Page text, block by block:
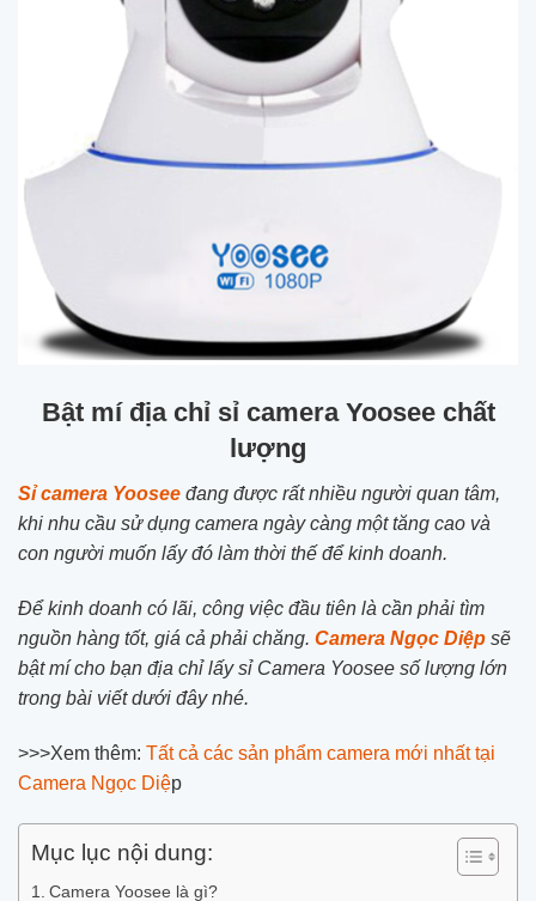
Bật mí địa chỉ sỉ camera Yoosee chất
lượng
Sỉ camera Yoosee đang được rất nhiều người quan tâm,
khi nhu cầu sử dụng camera ngày càng một tăng cao và
con người muốn lấy đó làm thời thế để kinh doanh.
Để kinh doanh có lãi, công việc đầu tiên là cần phải tìm
nguồn hàng tốt, giá cả phải chăng. Camera Ngọc Diệp sẽ
bật mí cho bạn địa chỉ lấy sỉ Camera Yoosee số lượng lớn
trong bài viết dưới đây nhé.
>>>Xem thêm: Tất cả các sản phẩm camera mới nhất tại
Camera Ngọc Diệp
Mục lục nội dung:
Camera Yoosee là gì?